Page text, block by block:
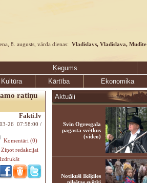
8. augusts, vārda dienas: Vladislavs, Vladislava, Mudīte
Ķegums
Kultūra Kārtība Ekonomika
ratiņu
Fakti.lv
26 07:58:00 /
Komentāri (0)
Ziņot redakcijai
Izdrukāt
Aktuāli
Svin Ogresgala
pagasta svētkus
(video)
Notikuši Ikšķiles